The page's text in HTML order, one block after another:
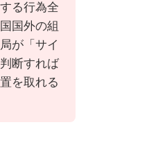
る行為全
国外の組
が「サイ
断すれば
を取れる